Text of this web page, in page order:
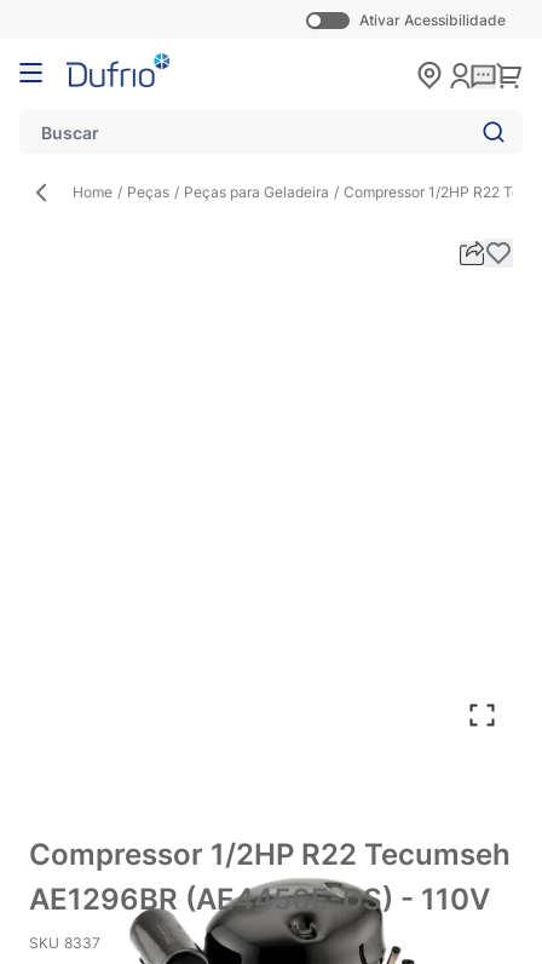
Ativar Acessibilidade
Pular para o conteúdo
Home / Peças / Peças para Geladeira / Compressor 1/2HP R22
Compressor 1/2HP R22 Tecumseh
AE1296BR (AE4456E-DS) - 110V
SKU 8337